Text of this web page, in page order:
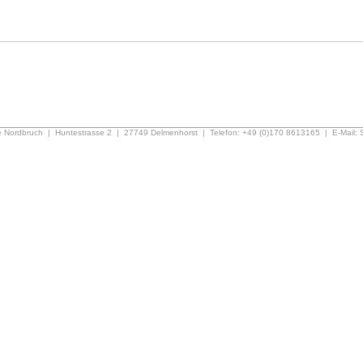
Nordbruch | Huntestrasse 2 | 27749 Delmenhorst | Telefon: +49 (0)170 8613165 | E-Mail: